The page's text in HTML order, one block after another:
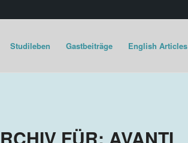
Studileben Gastbeiträge English Articles